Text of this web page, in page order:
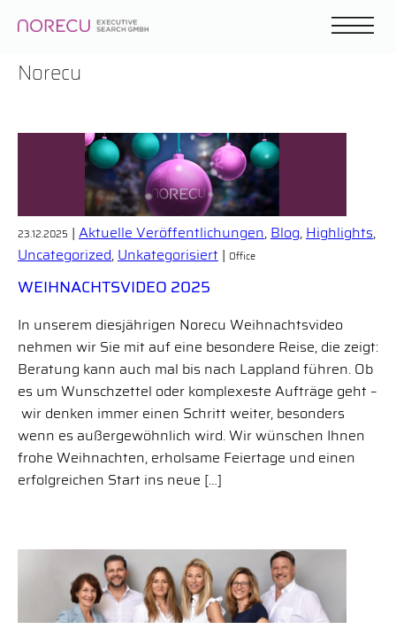
Norecu
23.12.2025 | Aktuelle Veröffentlichungen,Blog,Highlights,
Uncategorized,Unkategorisiert | Office
WEIHNACHTSVIDEO 2025
In unserem diesjährigen Norecu Weihnachtsvideo
nehmen wir Sie mit auf eine besondere Reise, die zeigt:
Beratung kann auch mal bis nach Lappland führen. Ob
es um Wunschzettel oder komplexeste Aufträge geht –
wir denken immer einen Schritt weiter, besonders
wenn es außergewöhnlich wird. Wir wünschen Ihnen
frohe Weihnachten, erholsame Feiertage und einen
erfolgreichen Start ins neue […]